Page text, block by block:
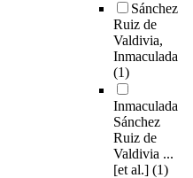
Sánchez
Ruiz de
Valdivia,
Inmaculada
(1)
Inmaculada
Sánchez
Ruiz de
Valdivia ...
[et al.] (1)